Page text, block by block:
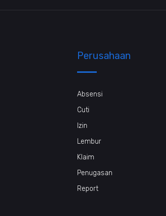
Perusahaan
Absensi
Cuti
Izin
Lembur
Klaim
Penugasan
Report